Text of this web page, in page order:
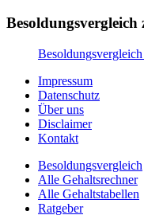
Impressum
Datenschutz
Über uns
Disclaimer
Kontakt
Besoldungsvergleich
Alle Gehaltsrechner
Alle Gehaltstabellen
Ratgeber